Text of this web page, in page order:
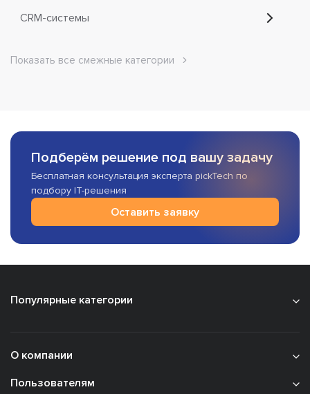
CRM-системы
Показать все смежные категории
Подберём решение под вашу задачу
Бесплатная консультация эксперта pickTech по
подбору IT-решения
Оставить заявку
Популярные категории
О компании
Пользователям